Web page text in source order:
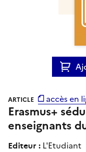
accès en
ARTICLE
Erasmus+
enseignants
Editeur : L'Etudiant